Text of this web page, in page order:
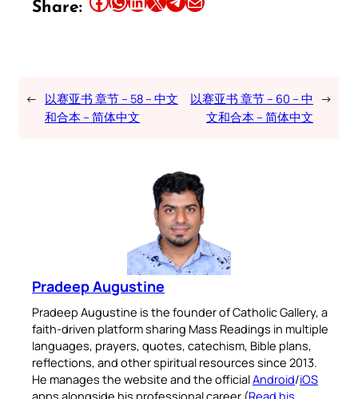
Share:
← 以赛亚书 章节 – 58 – 中文
和合本 – 简体中文
以赛亚书 章节 – 60 – 中
文和合本 – 简体中文
→
Pradeep Augustine
Pradeep Augustine is the founder of Catholic Gallery, a
faith-driven platform sharing Mass Readings in multiple
languages, prayers, quotes, catechism, Bible plans,
reflections, and other spiritual resources since 2013.
He manages the website and the officialAndroid/iOS